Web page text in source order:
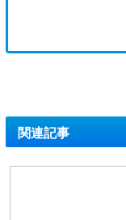
関連記事